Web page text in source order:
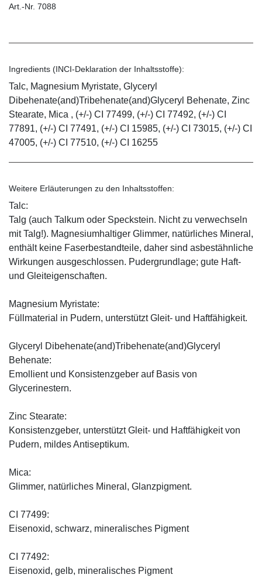
Art.-Nr. 7088
Ingredients (INCI-Deklaration der Inhaltsstoffe):
Talc, Magnesium Myristate, Glyceryl
Dibehenate(and)Tribehenate(and)Glyceryl Behenate, Zinc
Stearate, Mica , (+/-) CI 77499, (+/-) CI 77492, (+/-) CI
77891, (+/-) CI 77491, (+/-) CI 15985, (+/-) CI 73015, (+/-) CI
47005, (+/-) CI 77510, (+/-) CI 16255
Weitere Erläuterungen zu den Inhaltsstoffen:
Talc:
Talg (auch Talkum oder Speckstein. Nicht zu verwechseln
mit Talg!). Magnesiumhaltiger Glimmer, natürliches Mineral,
enthält keine Faserbestandteile, daher sind asbestähnliche
Wirkungen ausgeschlossen. Pudergrundlage; gute Haft-
und Gleiteigenschaften.
Magnesium Myristate:
Füllmaterial in Pudern, unterstützt Gleit- und Haftfähigkeit.
Glyceryl Dibehenate(and)Tribehenate(and)Glyceryl
Behenate:
Emollient und Konsistenzgeber auf Basis von
Glycerinestern.
Zinc Stearate:
Konsistenzgeber, unterstützt Gleit- und Haftfähigkeit von
Pudern, mildes Antiseptikum.
Mica:
Glimmer, natürliches Mineral, Glanzpigment.
CI 77499:
Eisenoxid, schwarz, mineralisches Pigment
CI 77492:
Eisenoxid, gelb, mineralisches Pigment